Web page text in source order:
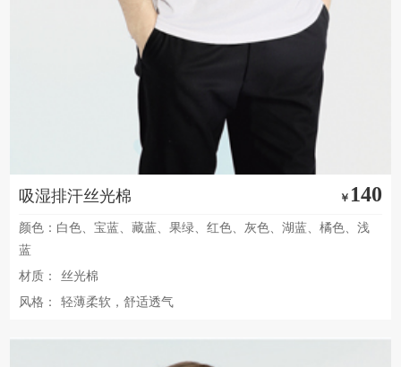
吸湿排汗丝光棉 ￥ 140
颜色：白色、宝蓝、藏蓝、果绿、红色、灰色、湖蓝、橘色、浅
蓝
材质：
丝光棉
风格：
轻薄柔软，舒适透气